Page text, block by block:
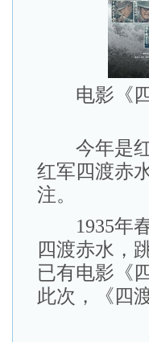
电影《四
今年是红
红军四渡赤
注。
1935年春
四渡赤水，
已有电影《
此次，《四